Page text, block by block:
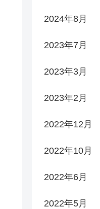
2024年8月
2023年7月
2023年3月
2023年2月
2022年12月
2022年10月
2022年6月
2022年5月